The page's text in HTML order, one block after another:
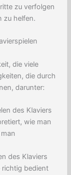
zu verfolgen
zu helfen.
die viele
die durch
darunter:
des Klaviers
wie man
des Klaviers
richtig bedient